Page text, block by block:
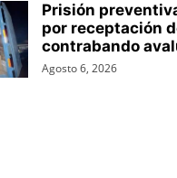
Prisión
por receptación
contrabando
Agosto 6, 2026